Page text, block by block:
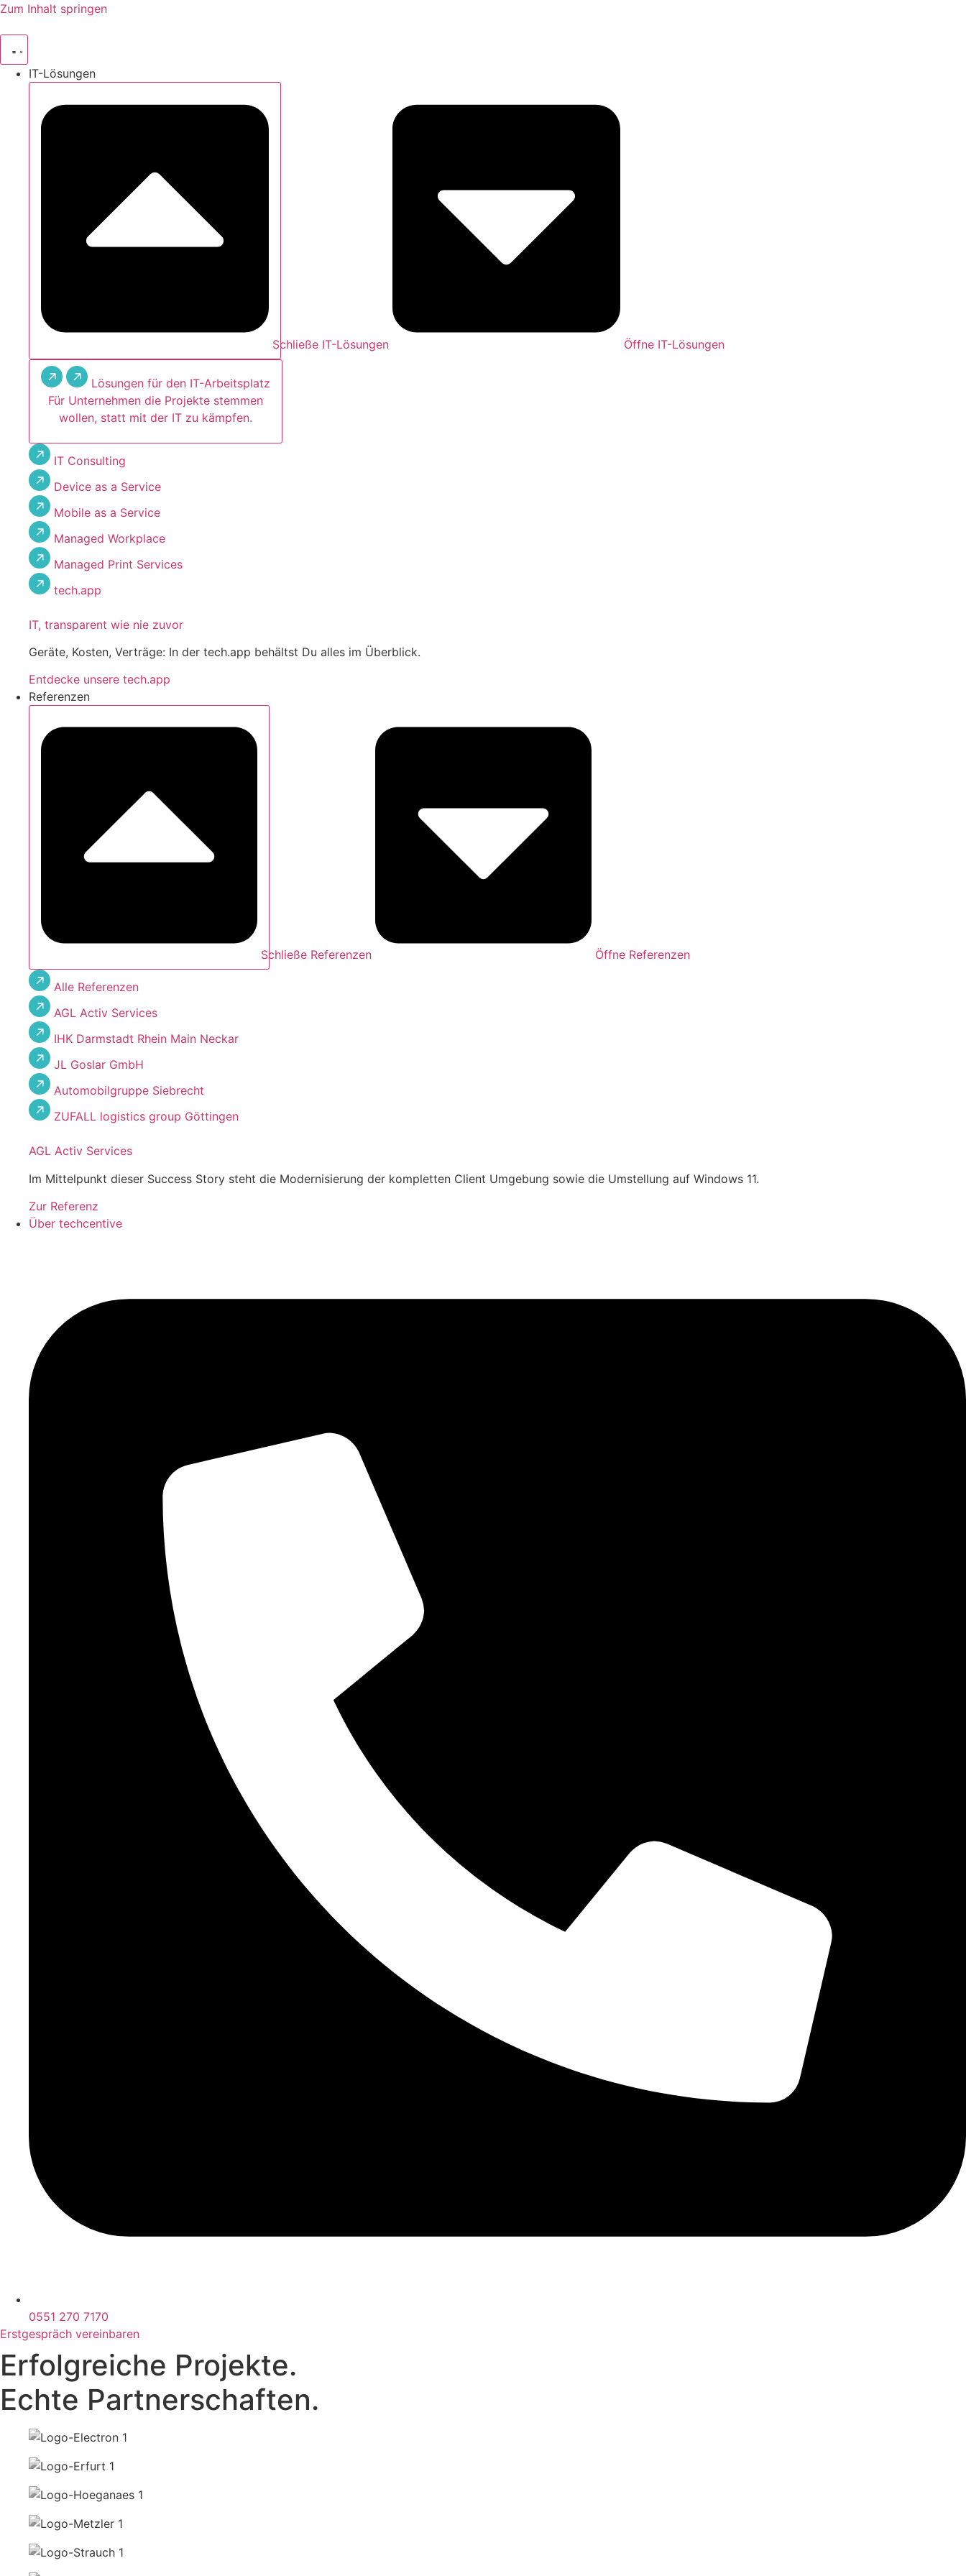
Zum Inhalt springen
IT-Lösungen
Schließe IT-Lösungen Öffne IT-Lösungen
Lösungen für den IT-Arbeitsplatz
Für Unternehmen die Projekte stemmen
wollen, statt mit der IT zu kämpfen.
IT Consulting
Device as a Service
Mobile as a Service
Managed Workplace
Managed Print Services
tech.app
IT, transparent wie nie zuvor
Geräte, Kosten, Verträge: In der tech.app behältst Du alles im Überblick.
Entdecke unsere tech.app
Referenzen
Schließe Referenzen Öffne Referenzen
Alle Referenzen
AGL Activ Services
IHK Darmstadt Rhein Main Neckar
JL Goslar GmbH
Automobilgruppe Siebrecht
ZUFALL logistics group Göttingen
AGL Activ Services
Im Mittelpunkt dieser Success Story steht die Modernisierung der kompletten Client Umgebung sowie die Umstellung auf Windows 11.
Zur Referenz
Über techcentive
0551 270 7170
Erstgespräch vereinbaren
Erfolgreiche Projekte.
Echte Partnerschaften.